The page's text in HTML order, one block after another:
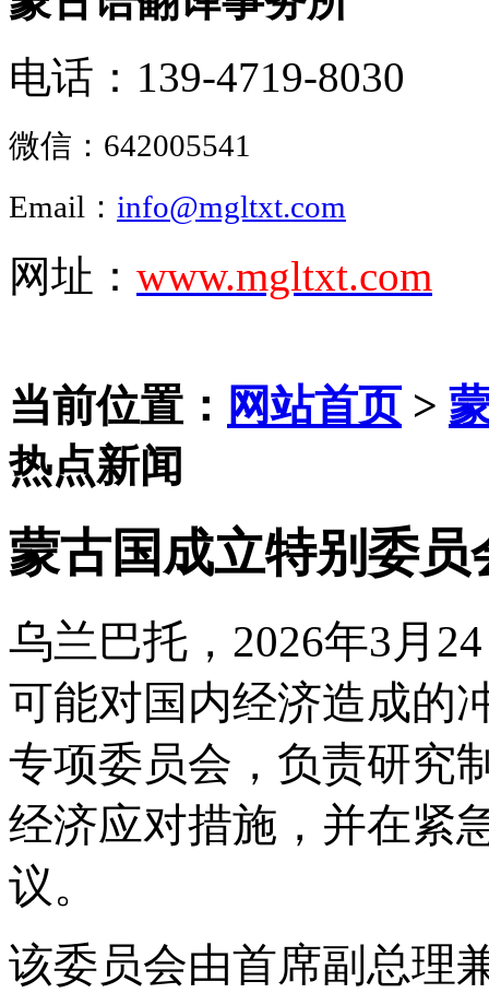
电话：139-4719-8030
微信： 642005541
Email： info@mgltxt.com
网址： www.mgltxt.com
当前位置： 网站首页>
热点新闻
蒙古国成立特别委
乌兰巴托， 2026年3月24
可能对国内经济造成的
专项委员会，负责研究
经济应对措施，并在紧
议。
该委员会由首席副总理